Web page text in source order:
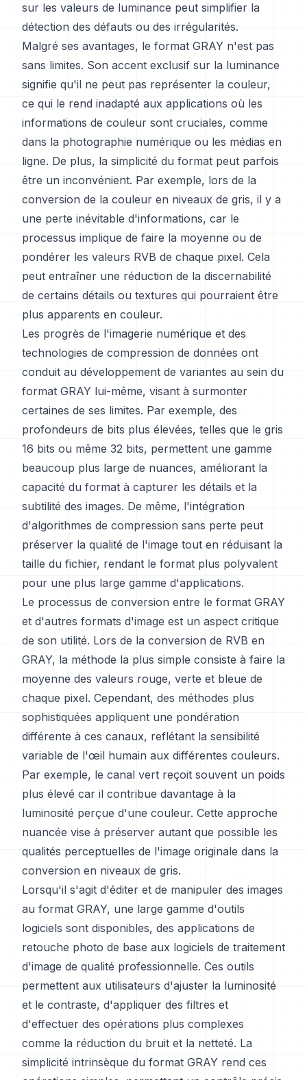
sur les valeurs de luminance peut simplifier la
détection des défauts ou des irrégularités.
Malgré ses avantages, le format GRAY n'est pas
sans limites. Son accent exclusif sur la luminance
signifie qu'il ne peut pas représenter la couleur,
ce qui le rend inadapté aux applications où les
informations de couleur sont cruciales, comme
dans la photographie numérique ou les médias en
ligne. De plus, la simplicité du format peut parfois
être un inconvénient. Par exemple, lors de la
conversion de la couleur en niveaux de gris, il y a
une perte inévitable d'informations, car le
processus implique de faire la moyenne ou de
pondérer les valeurs RVB de chaque pixel. Cela
peut entraîner une réduction de la discernabilité
de certains détails ou textures qui pourraient être
plus apparents en couleur.
Les progrès de l'imagerie numérique et des
technologies de compression de données ont
conduit au développement de variantes au sein du
format GRAY lui-même, visant à surmonter
certaines de ses limites. Par exemple, des
profondeurs de bits plus élevées, telles que le gris
16 bits ou même 32 bits, permettent une gamme
beaucoup plus large de nuances, améliorant la
capacité du format à capturer les détails et la
subtilité des images. De même, l'intégration
d'algorithmes de compression sans perte peut
préserver la qualité de l'image tout en réduisant la
taille du fichier, rendant le format plus polyvalent
pour une plus large gamme d'applications.
Le processus de conversion entre le format GRAY
et d'autres formats d'image est un aspect critique
de son utilité. Lors de la conversion de RVB en
GRAY, la méthode la plus simple consiste à faire la
moyenne des valeurs rouge, verte et bleue de
chaque pixel. Cependant, des méthodes plus
sophistiquées appliquent une pondération
différente à ces canaux, reflétant la sensibilité
variable de l'œil humain aux différentes couleurs.
Par exemple, le canal vert reçoit souvent un poids
plus élevé car il contribue davantage à la
luminosité perçue d'une couleur. Cette approche
nuancée vise à préserver autant que possible les
qualités perceptuelles de l'image originale dans la
conversion en niveaux de gris.
Lorsqu'il s'agit d'éditer et de manipuler des images
au format GRAY, une large gamme d'outils
logiciels sont disponibles, des applications de
retouche photo de base aux logiciels de traitement
d'image de qualité professionnelle. Ces outils
permettent aux utilisateurs d'ajuster la luminosité
et le contraste, d'appliquer des filtres et
d'effectuer des opérations plus complexes
comme la réduction du bruit et la netteté. La
simplicité intrinsèque du format GRAY rend ces